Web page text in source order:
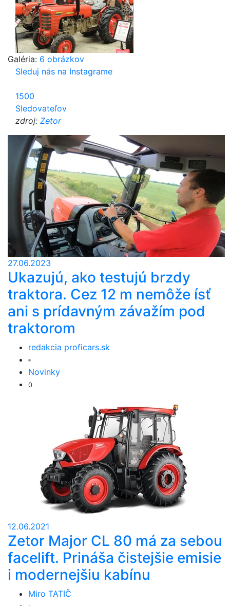
Galéria: 6 obrázkov
Sleduj nás na Instagrame
1500
Sledovateľov
zdroj: Zetor
27.06.2023
Ukazujú, ako testujú brzdy
traktora. Cez 12 m nemôže ísť
ani s prídavným závažím pod
traktorom
redakcia proficars.sk
Novinky
0
12.06.2021
Zetor Major CL 80 má za sebou
facelift. Prináša čistejšie emisie
i modernejšiu kabínu
Miro TATIČ